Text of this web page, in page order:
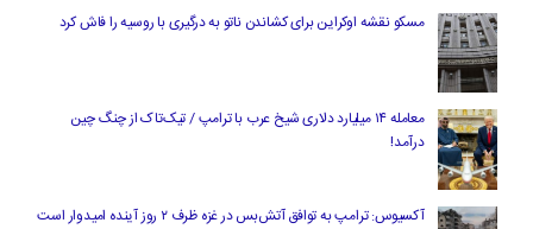
مسکو نقشه اوکراین برای کشاندن ناتو به درگیری با روسیه را فاش کرد
معامله ۱۴ میلیارد دلاری شیخ عرب با ترامپ / تیک‌تاک از چنگ چین
درآمد!
آکسیوس: ترامپ به توافق آتش‌بس در غزه ظرف ۲ روز آینده امیدوار است